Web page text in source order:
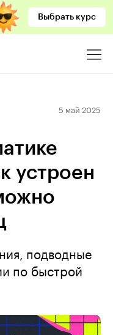
Выбрать курс
5 май 2025
устроен
подводные
по быстрой